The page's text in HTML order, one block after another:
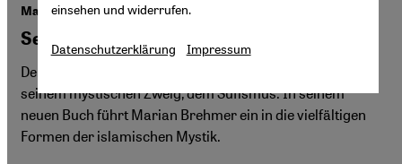
Marian Brehmers Einführung in die Welt des Sufismus
Sehnsucht nach dem Wesentlichen
Der Islam lebt von Vielfalt. Das zeigt sich besonders an
seinem mystischen Zweig, dem Sufismus. In seinem
neuen Buch führt Marian Brehmer ein in die vielfältigen
Formen der islamischen Mystik.
einsehen und widerrufen.
Datenschutzerklärung Impressum